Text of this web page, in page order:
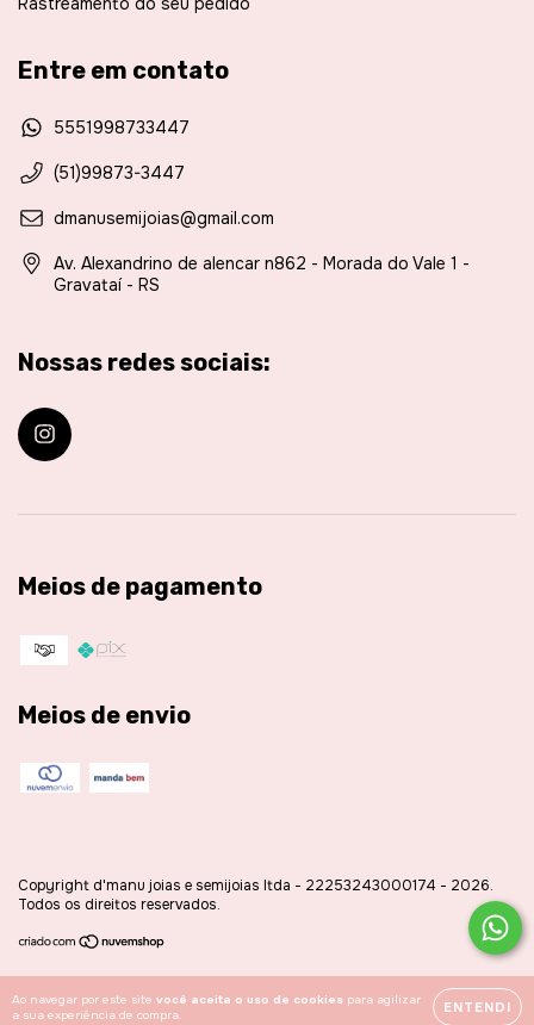
Ao navegar por este site você aceita o uso de cookies para agilizar
a sua experiência de compra.
ENTENDI
Entre em contato
5551998733447
(51)99873-3447
dmanusemijoias@gmail.com
Av. Alexandrino de alencar n862 - Morada do Vale 1 -
Gravataí - RS
Nossas redes sociais:
Meios de pagamento
Meios de envio
Copyright d'manu joias e semijoias ltda - 22253243000174 - 2026.
Todos os direitos reservados.